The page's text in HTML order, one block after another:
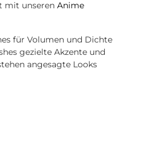
mit unseren Anime
für Volumen und Dichte
gezielte Akzente und
angesagte Looks